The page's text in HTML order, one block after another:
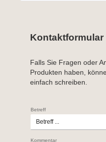
Kontaktformular
Falls Sie Fragen oder
Produkten haben,
einfach schreiben.
Betreff
Kommentar